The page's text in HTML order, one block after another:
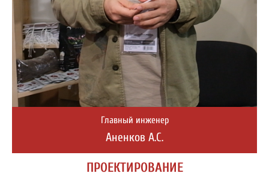
Главный инженер
Аненков А.С.
ПРОЕКТИРОВАНИЕ